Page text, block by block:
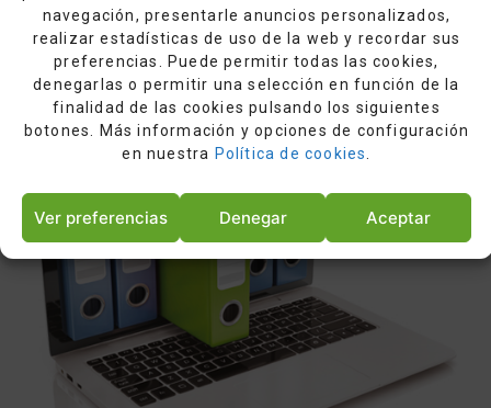
navegación, presentarle anuncios personalizados,
realizar estadísticas de uso de la web y recordar sus
preferencias. Puede permitir todas las cookies,
denegarlas o permitir una selección en función de la
finalidad de las cookies pulsando los siguientes
botones. Más información y opciones de configuración
en nuestra Política de cookies
Aceptar
Denegar
Ver preferencias
que no sea el descrito anteriormente.